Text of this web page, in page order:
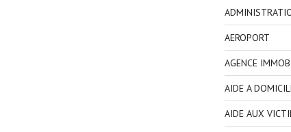
AEROPORT
AGENCE
AIDE A
AIDE AUX